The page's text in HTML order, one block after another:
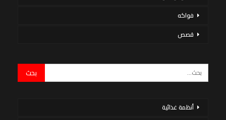
فواكه
قصص
أنظمة غذائية